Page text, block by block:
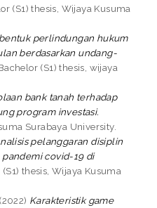
(S1) thesis, Wijaya Kusuma
perlindungan hukum
berdasarkan undang-
(S1) thesis, wijaya
bank tanah terhadap
program investasi.
Surabaya University.
pelanggaran disiplin
pandemi covid-19 di
thesis, Wijaya Kusuma
(2022) Karakteristik game